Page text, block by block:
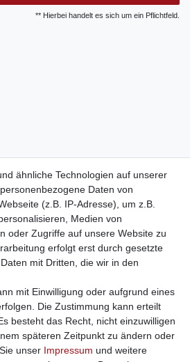
** Hierbei handelt es sich um ein Pflichtfeld.
Kronleuchter
und günstige Kinderwagen
Gastronomie und Imbiss
via SSL Verschlüsselung
ähnliche Technologien auf unserer
Daten von
(z.B. IP-Adresse), um z.B.
Medien von
oder Zugriffe auf unsere Website zu
erfolgt erst durch gesetzte
mit Dritten, die wir in den
mit Einwilligung oder aufgrund eines
Die Zustimmung kann erteilt
besteht das Recht, nicht einzuwilligen
späteren Zeitpunkt zu ändern oder
unser Impressum und weitere